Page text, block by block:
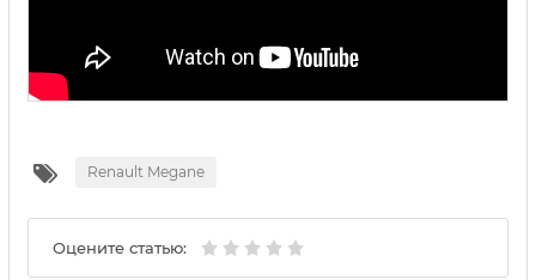
Renault Megane
Оцените статью: